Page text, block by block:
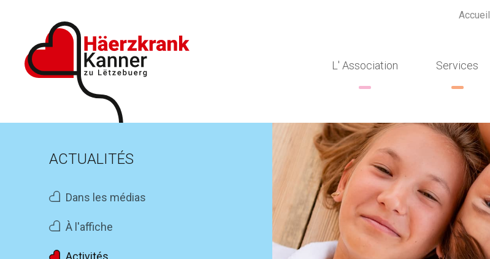
Accueil
L' Association Services
ACTUALITÉS
Dans les médias
À l'affiche
Activités